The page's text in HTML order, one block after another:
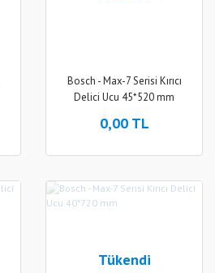
Bosch - Max-7 Serisi Kırıcı
Delici Ucu 45*520 mm
0,00 TL
Tükendi